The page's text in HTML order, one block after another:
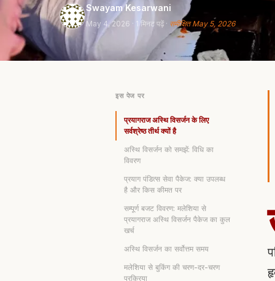
Swayam Kesarwani
May 4, 2026 · 1 मिनट पढ़ें · समीक्षित May 5, 2026
इस पेज पर
प्रयागराज अस्थि विसर्जन के लिए
सर्वश्रेष्ठ तीर्थ क्यों है
अस्थि विसर्जन को समझें: विधि का
विवरण
प्रयाग पंडित्स सेवा पैकेज: क्या उपलब्ध
है और किस कीमत पर
सम्पूर्ण बजट विवरण: मलेशिया से
प्रयागराज अस्थि विसर्जन पैकेज का कुल
खर्च
अस्थि विसर्जन का सर्वोत्तम समय
मलेशिया से बुकिंग की चरण-दर-चरण
प्रक्रिया